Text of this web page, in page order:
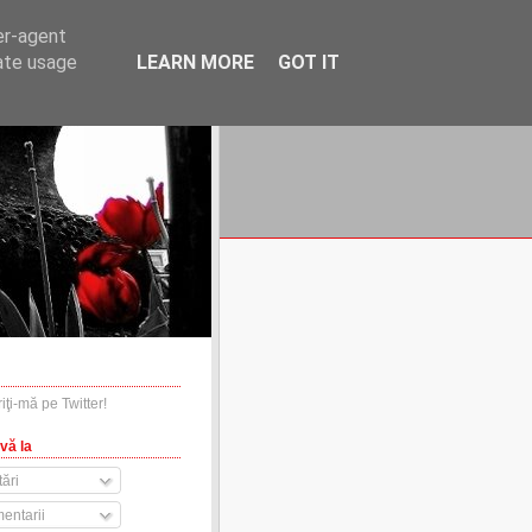
la
agent
usage
LEARN MORE GOT IT